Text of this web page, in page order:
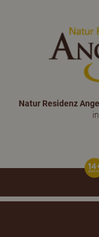
Natur Residenz